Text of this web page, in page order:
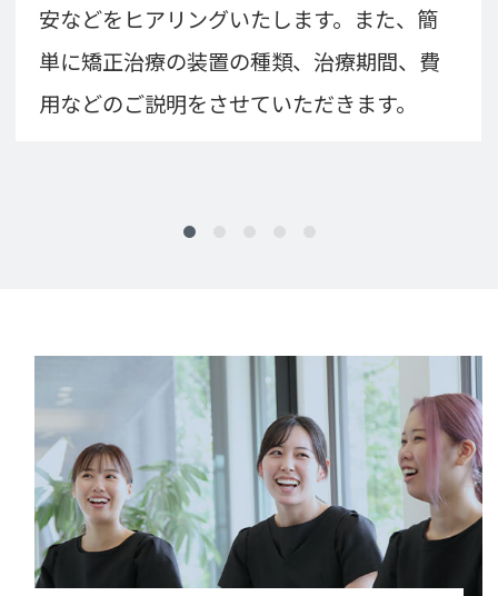
安などをヒアリングいたします。また、簡
単に矯正治療の装置の種類、治療期間、費
用などのご説明をさせていただきます。